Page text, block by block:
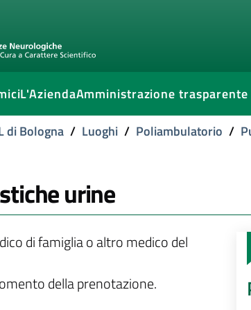
L'AziendaAmministrazione trasparente
di Bologna / Luoghi / Poliambulatorio /
urine
di famiglia o altro medico del
della prenotazione.